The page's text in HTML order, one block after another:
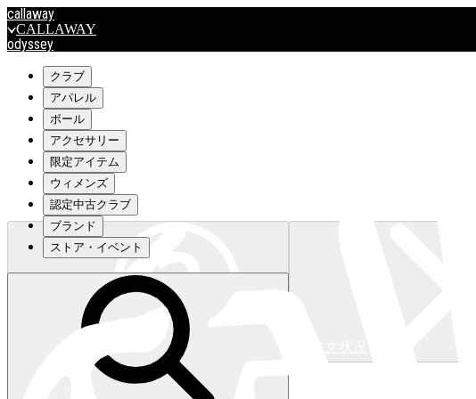
callaway
CALLAWAY
odyssey
travismathew
outlet
OUTLET
キャロウェイアパレルはこちら>>>
キャロウェイアパレルはこちら>>>
クラブ
アパレル
ボール
アクセサリー
限定アイテム
ウィメンズ
認定中古クラブ
ブランド
ストア・イベント